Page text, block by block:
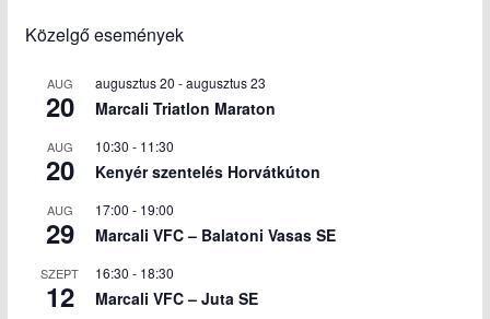
Közelgő események
AUG
20
augusztus 20 -augusztus 23
Marcali Triatlon Maraton
AUG
20
10:30 - 11:30
Kenyér szentelés Horvátkúton
AUG
29
17:00 - 19:00
Marcali VFC – Balatoni Vasas SE
SZEPT
12
16:30 - 18:30
Marcali VFC – Juta SE